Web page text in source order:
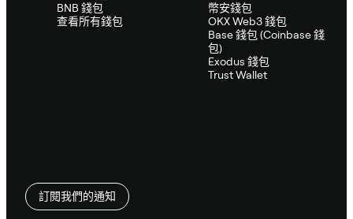
BNB 錢包
查看所有錢包
幣安錢包
OKX Web3 錢包
Base 錢包 (Coinbase 錢
包)
Exodus 錢包
Trust Wallet
訂閱我們的通知